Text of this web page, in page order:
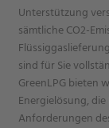
Unterstützung
sämtliche CO2-
sind für Sie
GreenLPG bieten
Energielösung,
Anforderungen